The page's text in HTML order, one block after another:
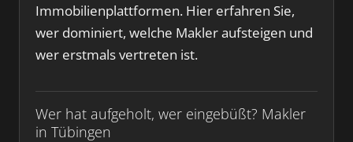
Immobilienplattformen. Hier erfahren Sie,
wer dominiert, welche Makler aufsteigen und
wer erstmals vertreten ist.
Wer hat aufgeholt, wer eingebüßt? Makler
in Tübingen